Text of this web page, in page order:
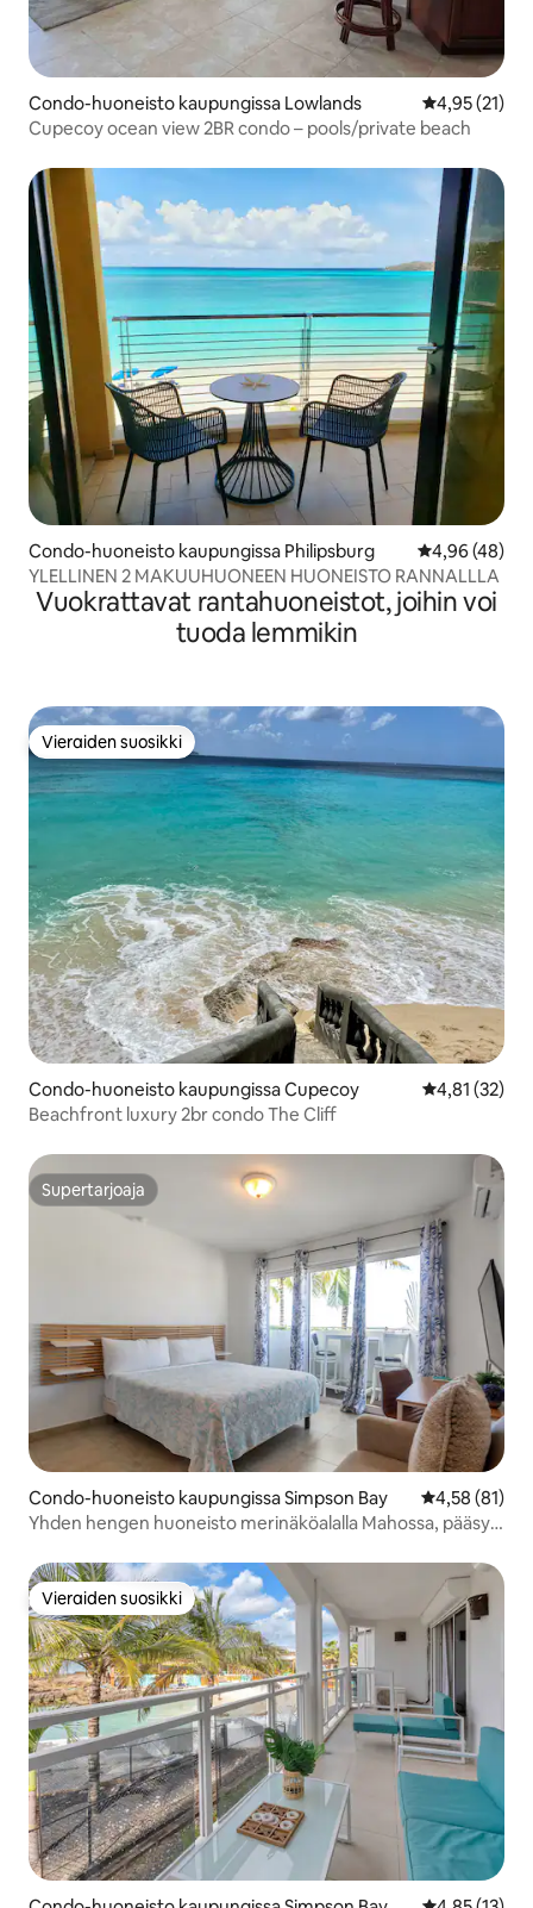
Condo-huoneisto kaupungissa Lowlands
4,95 (21)
Cupecoy ocean view 2BR condo – pools/private beach
Condo-huoneisto kaupungissa Philipsburg
4,96 (48)
YLELLINEN 2 MAKUUHUONEEN HUONEISTO RANNALLLA
Vuokrattavat rantahuoneistot, joihin voi
tuoda lemmikin
Vieraiden suosikki
Vieraiden suosikki
Condo-huoneisto kaupungissa Cupecoy
4,81 (32)
Beachfront luxury 2br condo The Cliff
Supertarjoaja
Supertarjoaja
Condo-huoneisto kaupungissa Simpson Bay
4,58 (81)
Yhden hengen huoneisto merinäköalalla Mahossa, pääsy
Vieraiden suosikki
Vieraiden suosikki